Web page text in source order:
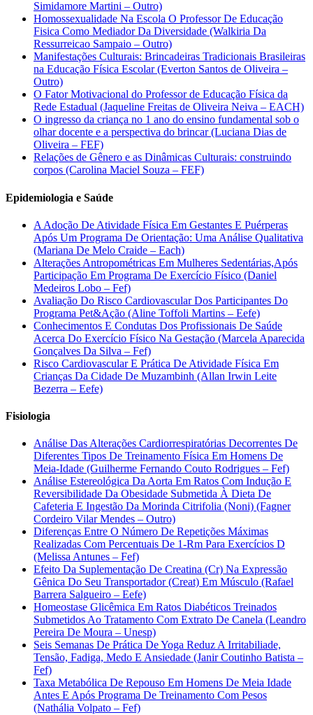
Simidamore Martini – Outro)
Homossexualidade Na Escola O Professor De Educação
Fisica Como Mediador Da Diversidade (Walkiria Da
Ressurreicao Sampaio – Outro)
Manifestações Culturais: Brincadeiras Tradicionais Brasileiras
na Educação Física Escolar (Everton Santos de Oliveira –
Outro)
O Fator Motivacional do Professor de Educação Física da
Rede Estadual (Jaqueline Freitas de Oliveira Neiva – EACH)
O ingresso da criança no 1 ano do ensino fundamental sob o
olhar docente e a perspectiva do brincar (Luciana Dias de
Oliveira – FEF)
Relações de Gênero e as Dinâmicas Culturais: construindo
corpos (Carolina Maciel Souza – FEF)
Epidemiologia e Saúde
A Adoção De Atividade Física Em Gestantes E Puérperas
Após Um Programa De Orientação: Uma Análise Qualitativa
(Mariana De Melo Craide – Each)
Alterações Antropométricas Em Mulheres Sedentárias,Após
Participação Em Programa De Exercício Físico (Daniel
Medeiros Lobo – Fef)
Avaliação Do Risco Cardiovascular Dos Participantes Do
Programa Pet&Ação (Aline Toffoli Martins – Eefe)
Conhecimentos E Condutas Dos Profissionais De Saúde
Acerca Do Exercício Físico Na Gestação (Marcela Aparecida
Gonçalves Da Silva – Fef)
Risco Cardiovascular E Prática De Atividade Física Em
Crianças Da Cidade De Muzambinh (Allan Irwin Leite
Bezerra – Eefe)
Fisiologia
Análise Das Alterações Cardiorrespiratórias Decorrentes De
Diferentes Tipos De Treinamento Física Em Homens De
Meia-Idade (Guilherme Fernando Couto Rodrigues – Fef)
Análise Estereológica Da Aorta Em Ratos Com Indução E
Reversibilidade Da Obesidade Submetida À Dieta De
Cafeteria E Ingestão Da Morinda Citrifolia (Noni) (Fagner
Cordeiro Vilar Mendes – Outro)
Diferenças Entre O Número De Repetições Máximas
Realizadas Com Percentuais De 1-Rm Para Exercícios D
(Melissa Antunes – Fef)
Efeito Da Suplementação De Creatina (Cr) Na Expressão
Gênica Do Seu Transportador (Creat) Em Músculo (Rafael
Barrera Salgueiro – Eefe)
Homeostase Glicêmica Em Ratos Diabéticos Treinados
Submetidos Ao Tratamento Com Extrato De Canela (Leandro
Pereira De Moura – Unesp)
Seis Semanas De Prática De Yoga Reduz A Irritabiliade,
Tensão, Fadiga, Medo E Ansiedade (Janir Coutinho Batista –
Fef)
Taxa Metabólica De Repouso Em Homens De Meia Idade
Antes E Após Programa De Treinamento Com Pesos
(Nathália Volpato – Fef)